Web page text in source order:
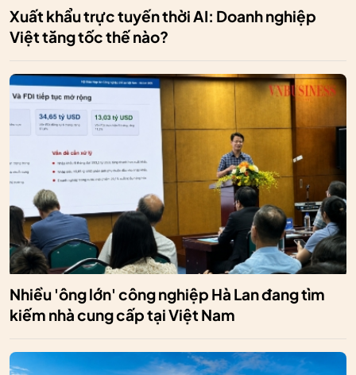
Xuất khẩu trực tuyến thời AI: Doanh nghiệp
Việt tăng tốc thế nào?
Nhiều 'ông lớn' công nghiệp Hà Lan đang tìm
kiếm nhà cung cấp tại Việt Nam